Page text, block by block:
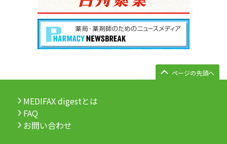
ページの先頭へ
MEDIFAX digestとは
FAQ
お問い合わせ